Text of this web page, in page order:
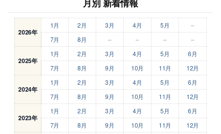
月別 新着情報
2026年
1月 2月 3月 4月 5月
–
7月
8月 – – – –
2025年
1月 2月 3月 4月 5月
6月
7月
8月 9月 10月 11月 12月
2024年
1月 2月 3月 4月 5月
6月
7月
8月 9月 10月 11月 12月
2023年
1月 2月 3月 4月 5月
6月
7月
8月 9月 10月 11月 12月